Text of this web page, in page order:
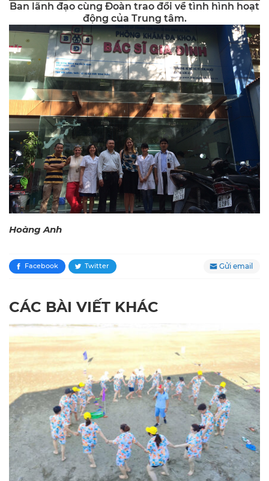
Ban lãnh đạo cùng Đoàn trao đổi về tình hình hoạt
động của Trung tâm.
Hoàng Anh
Facebook Twitter Gửi email
CÁC BÀI VIẾT KHÁC